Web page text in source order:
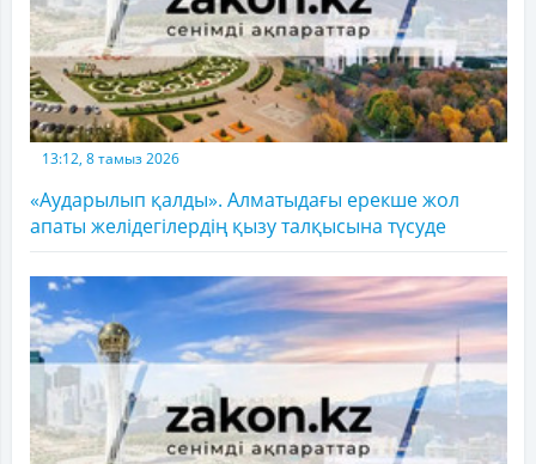
13:12, 8 тамыз 2026
«Аударылып қалды». Алматыдағы ерекше жол
апаты желідегілердің қызу талқысына түсуде